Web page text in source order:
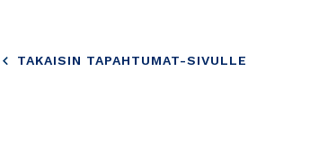
TAKAISIN TAPAHTUMAT-SIVULLE